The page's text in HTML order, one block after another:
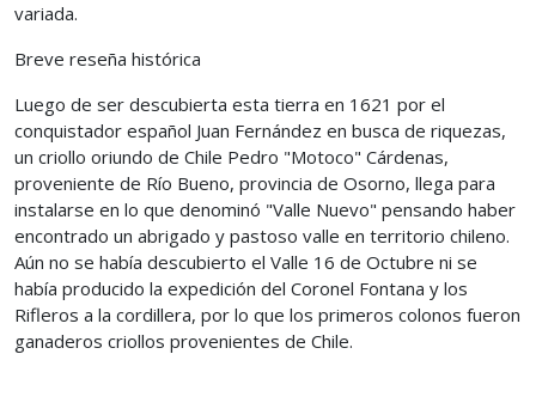
variada.
Breve reseña histórica
Luego de ser descubierta esta tierra en 1621 por el
conquistador español Juan Fernández en busca de riquezas,
un criollo oriundo de Chile Pedro "Motoco" Cárdenas,
proveniente de Río Bueno, provincia de Osorno, llega para
instalarse en lo que denominó "Valle Nuevo" pensando haber
encontrado un abrigado y pastoso valle en territorio chileno.
Aún no se había descubierto el Valle 16 de Octubre ni se
había producido la expedición del Coronel Fontana y los
Rifleros a la cordillera, por lo que los primeros colonos fueron
ganaderos criollos provenientes de Chile.